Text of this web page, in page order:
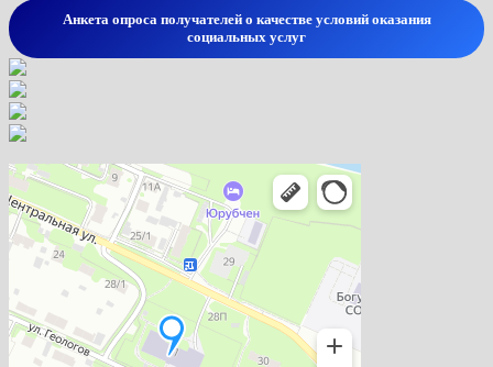
Анкета опроса получателей о качестве условий оказания
социальных услуг